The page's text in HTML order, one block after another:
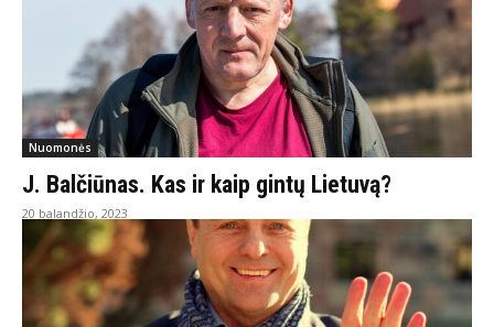
Nuomonės
J. Balčiūnas. Kas ir kaip gintų Lietuvą?
20 balandžio, 2023